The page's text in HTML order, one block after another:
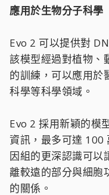
應用於生物分子科學
Evo 2 可以提供對
該模型經過對植物、
的訓練，可以應用於
科學等科學領域。
Evo 2 採用新穎的模
資訊，最多可達 100
因組的更深認識可以
離較遠的部分與細胞
的關係。